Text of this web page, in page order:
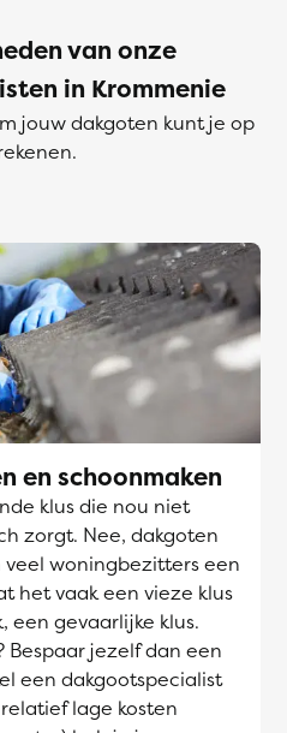
van onze
in Krommenie
jouw dakgoten kunt je op
en schoonmaken
klus die nou niet
zorgt. Nee, dakgoten
woningbezitters een
het vaak een vieze klus
een gevaarlijke klus.
Bespaar jezelf dan een
een dakgootspecialist
lage kosten